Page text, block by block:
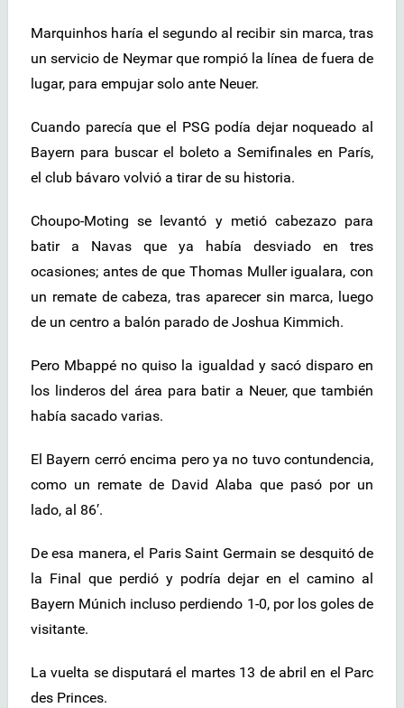
Marquinhos haría el segundo al recibir sin marca, tras
un servicio de Neymar que rompió la línea de fuera de
lugar, para empujar solo ante Neuer.
Cuando parecía que el PSG podía dejar noqueado al
Bayern para buscar el boleto a Semifinales en París,
el club bávaro volvió a tirar de su historia.
Choupo-Moting se levantó y metió cabezazo para
batir a Navas que ya había desviado en tres
ocasiones; antes de que Thomas Muller igualara, con
un remate de cabeza, tras aparecer sin marca, luego
de un centro a balón parado de Joshua Kimmich.
Pero Mbappé no quiso la igualdad y sacó disparo en
los linderos del área para batir a Neuer, que también
había sacado varias.
El Bayern cerró encima pero ya no tuvo contundencia,
como un remate de David Alaba que pasó por un
lado, al 86′.
De esa manera, el Paris Saint Germain se desquitó de
la Final que perdió y podría dejar en el camino al
Bayern Múnich incluso perdiendo 1-0, por los goles de
visitante.
La vuelta se disputará el martes 13 de abril en el Parc
des Princes.